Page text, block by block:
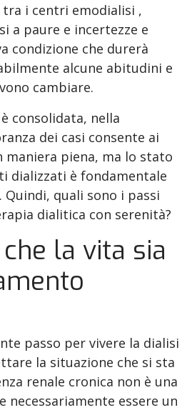
i centri emodialisi ,
a paure e incertezze e
condizione che durerà
alcune abitudini e
cambiare.
consolidata, nella
dei casi consente ai
maniera piena, ma lo stato
dializzati è fondamentale
Quindi, quali sono i passi
dialitica con serenità?
la vita sia
passo per vivere la dialisi
la situazione che si sta
renale cronica non è una
necessariamente essere un